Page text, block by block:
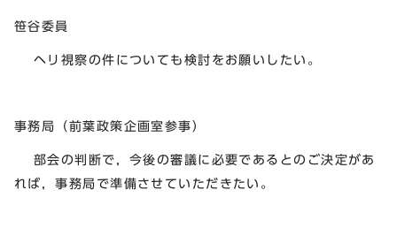
笹谷委員
ヘリ視察の件についても検討をお願いしたい。
事務局（前葉政策企画室参事）
部会の判断で，今後の審議に必要であるとのご決定があ
れば，事務局で準備させていただきたい。